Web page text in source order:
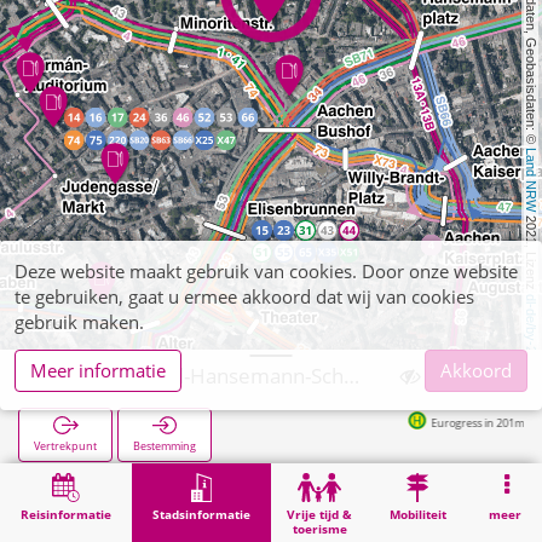
, Kartendaten, Geobasisdaten: ©
Land NRW
2021, Lizenz
dl-de/by-2-0
Reisinformatie Stadsinformatie
Vrije tijd &
toerisme
Mobiliteit meer
Vertrekpunt Bestemming
Eurogress in 201m
Stadsinformatie Opleiding Aachen, David-Hansemann-Schule - Städt. Realschule
Deze website maakt gebruik van cookies. Door onze website
te gebruiken, gaat u ermee akkoord dat wij van cookies
gebruik maken.
Meer informatie
Akkoord